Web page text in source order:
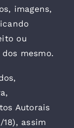
imagens,
ou
mesmo.
Autorais
assim